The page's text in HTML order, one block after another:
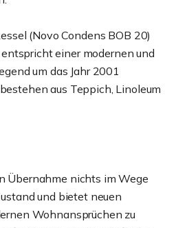
(Novo Condens BOB 20)
einer modernen und
um das Jahr 2001
aus Teppich, Linoleum
Übernahme nichts im Wege
und bietet neuen
Wohnansprüchen zu